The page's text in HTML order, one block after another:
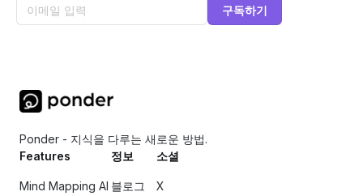
구독하기
Ponder - 지식을 다루는 새로운 방법.
Features
Mind Mapping AI
정보
블로그
소셜
X